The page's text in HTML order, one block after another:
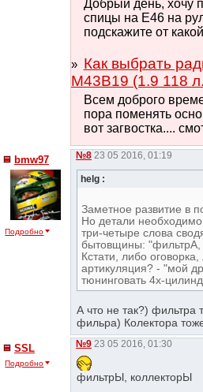
Добрый день, хочу
спицы на Е46 на
подскажите от
Как выбрать
M43B19 (1.9 118
Всем доброго
пора поменять
вот загвостка....
bmw97
Подробно
№8 23 05 2016, 01:19
helg :
Заметное развитие в
Но детали необходимо
три-четыре слова
бытовщины: "фильтрА,
Кстати, либо
артикуляция? - "мой
тюнинговать 4х-
А что не так?) фильтра
фильра) Колектора тоже
SSL
Подробно
№9 23 05 2016, 01:30
фильтрЫ, коллекторЫ